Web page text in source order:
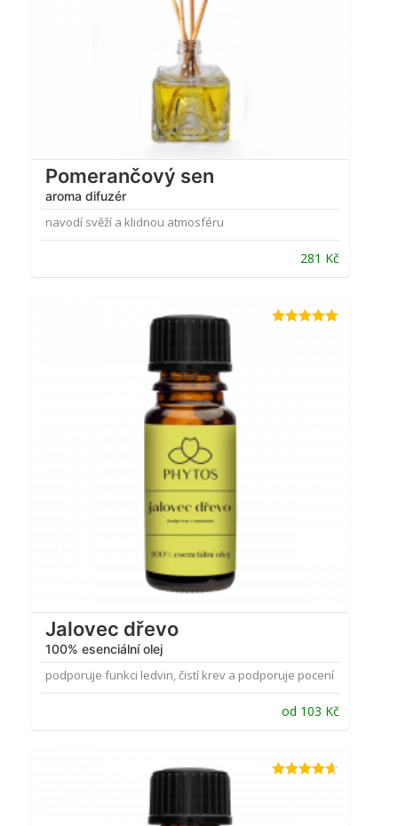
Pomerančový sen
aroma difuzér
navodí svěží a klidnou atmosféru
281 Kč
Jalovec dřevo
100% esenciální olej
podporuje funkci ledvin, čistí krev a podporuje pocení
od 103 Kč